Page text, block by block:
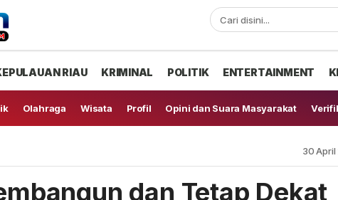
RIAU KRIMINAL POLITIK ENTERTAINMENT
Olahraga Wisata Profil Opini dan Suara Masyarakat
30 April
dan Tetap Dekat